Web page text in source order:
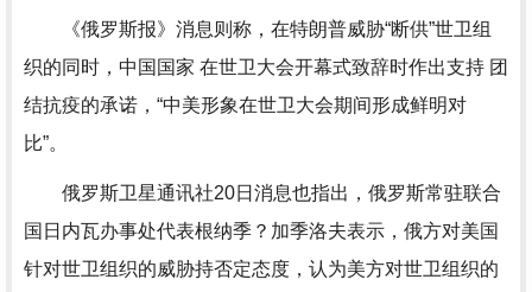
《俄罗斯报》消息则称，在特朗普威胁“断供”世卫组
织的同时，中国国家 在世卫大会开幕式致辞时作出支持 团
结抗疫的承诺，“中美形象在世卫大会期间形成鲜明对
比”。
俄罗斯卫星通讯社20日消息也指出，俄罗斯常驻联合
国日内瓦办事处代表根纳季？加季洛夫表示，俄方对美国
针对世卫组织的威胁持否定态度，认为美方对世卫组织的